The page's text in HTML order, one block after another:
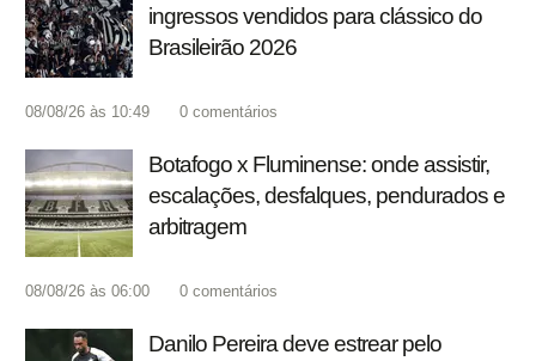
ingressos vendidos para clássico do
Brasileirão 2026
08/08/26 às 10:49 0 comentários
Botafogo x Fluminense: onde assistir,
escalações, desfalques, pendurados e
arbitragem
08/08/26 às 06:00 0 comentários
Danilo Pereira deve estrear pelo